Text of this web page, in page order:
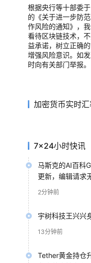
根据央行等十部委
的《关于进一步防
作风险的通知》，
看待区块链技术，
益承诺，树立正确
增强风险意识。如
时向有关部门举报。
加密货币实时
7×24小时快讯
马斯克的AI百科
更新，编辑请求
2分钟前
宇树科技王兴兴
13分钟前
Tether黄金持仓